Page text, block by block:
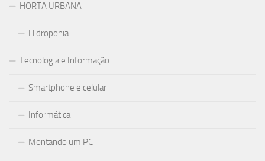
HORTA URBANA
Hidroponia
Tecnologia e Informação
Smartphone e celular
Informática
Montando um PC